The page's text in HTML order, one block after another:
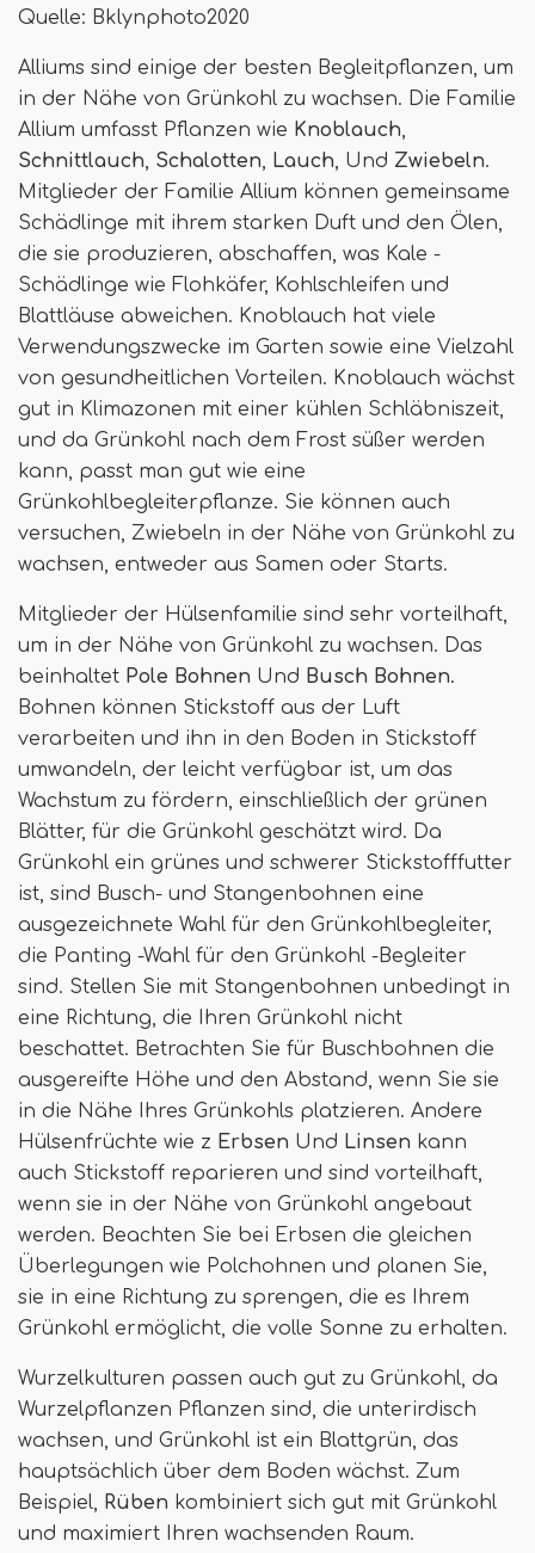
Quelle: Bklynphoto2020
Alliums sind einige der besten Begleitpflanzen, um
in der Nähe von Grünkohl zu wachsen. Die Familie
Allium umfasst Pflanzen wie Knoblauch,
Schnittlauch, Schalotten, Lauch, Und Zwiebeln.
Mitglieder der Familie Allium können gemeinsame
Schädlinge mit ihrem starken Duft und den Ölen,
die sie produzieren, abschaffen, was Kale -
Schädlinge wie Flohkäfer, Kohlschleifen und
Blattläuse abweichen. Knoblauch hat viele
Verwendungszwecke im Garten sowie eine Vielzahl
von gesundheitlichen Vorteilen. Knoblauch wächst
gut in Klimazonen mit einer kühlen Schläbniszeit,
und da Grünkohl nach dem Frost süßer werden
kann, passt man gut wie eine
Grünkohlbegleiterpflanze. Sie können auch
versuchen, Zwiebeln in der Nähe von Grünkohl zu
wachsen, entweder aus Samen oder Starts.
Mitglieder der Hülsenfamilie sind sehr vorteilhaft,
um in der Nähe von Grünkohl zu wachsen. Das
beinhaltet Pole Bohnen Und Busch Bohnen.
Bohnen können Stickstoff aus der Luft
verarbeiten und ihn in den Boden in Stickstoff
umwandeln, der leicht verfügbar ist, um das
Wachstum zu fördern, einschließlich der grünen
Blätter, für die Grünkohl geschätzt wird. Da
Grünkohl ein grünes und schwerer Stickstofffutter
ist, sind Busch- und Stangenbohnen eine
ausgezeichnete Wahl für den Grünkohlbegleiter,
die Panting -Wahl für den Grünkohl -Begleiter
sind. Stellen Sie mit Stangenbohnen unbedingt in
eine Richtung, die Ihren Grünkohl nicht
beschattet. Betrachten Sie für Buschbohnen die
ausgereifte Höhe und den Abstand, wenn Sie sie
in die Nähe Ihres Grünkohls platzieren. Andere
Hülsenfrüchte wie z Erbsen Und Linsen kann
auch Stickstoff reparieren und sind vorteilhaft,
wenn sie in der Nähe von Grünkohl angebaut
werden. Beachten Sie bei Erbsen die gleichen
Überlegungen wie Polchohnen und planen Sie,
sie in eine Richtung zu sprengen, die es Ihrem
Grünkohl ermöglicht, die volle Sonne zu erhalten.
Wurzelkulturen passen auch gut zu Grünkohl, da
Wurzelpflanzen Pflanzen sind, die unterirdisch
wachsen, und Grünkohl ist ein Blattgrün, das
hauptsächlich über dem Boden wächst. Zum
Beispiel, Rüben kombiniert sich gut mit Grünkohl
und maximiert Ihren wachsenden Raum.